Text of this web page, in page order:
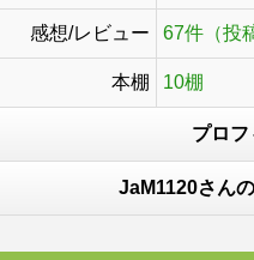
感想/レビュー 67件（投
本棚 10棚
プロフ
JaM1120さん